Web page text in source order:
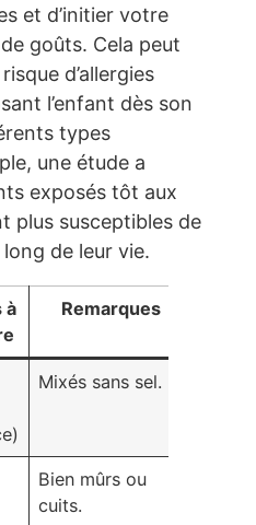
et d’initier votre
goûts. Cela peut
d’allergies
l’enfant dès son
types
une étude a
exposés tôt aux
plus susceptibles de
de leur vie.
à
Remarques
Mixés sans sel.
Bien mûrs ou
cuits.